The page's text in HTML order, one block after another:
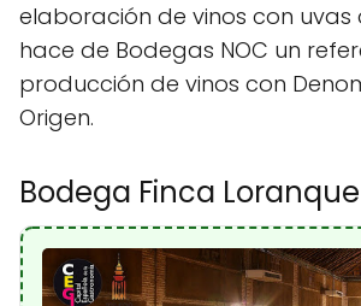
elaboración de vinos con uvas
hace de Bodegas NOC un
producción de vinos con
Origen.
Bodega Finca Loranque